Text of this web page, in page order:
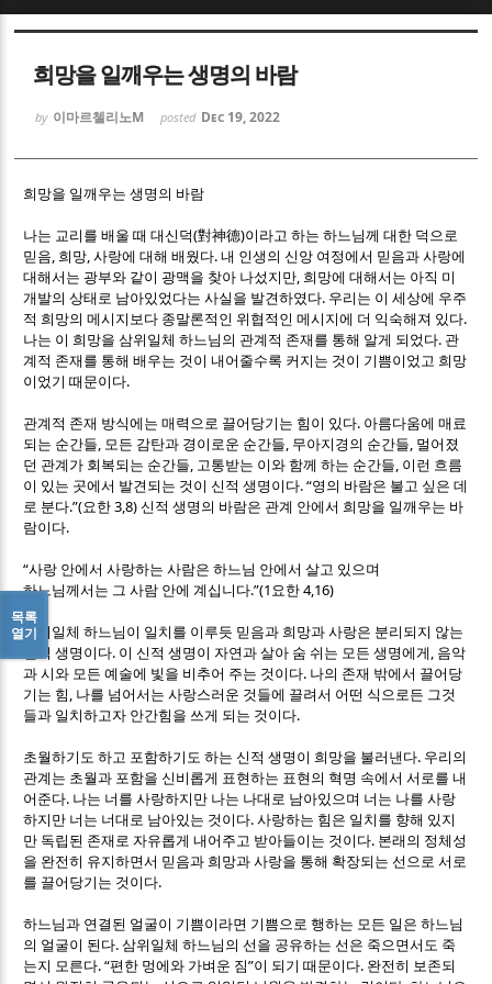
희망을 일깨우는 생명의 바람
by 이마르첼리노M posted Dec 19, 2022
희망을 일깨우는 생명의 바람
나는 교리를 배울 때 대신덕(對神德)이라고 하는 하느님께 대한 덕으로
믿음, 희망,사랑에 대해 배웠다.내 인생의 신앙 여정에서 믿음과 사랑에
대해서는 광부와 같이 광맥을 찾아 나섰지만, 희망에 대해서는 아직 미
개발의 상태로 남아있었다는 사실을 발견하였다. 우리는 이 세상에 우주
적 희망의 메시지보다 종말론적인 위협적인 메시지에 더 익숙해져 있다.
나는 이 희망을 삼위일체 하느님의 관계적 존재를 통해 알게 되었다. 관
계적 존재를 통해 배우는 것이 내어줄수록 커지는 것이 기쁨이었고 희망
이었기 때문이다.
관계적 존재 방식에는 매력으로 끌어당기는 힘이 있다. 아름다움에 매료
되는 순간들, 모든 감탄과 경이로운 순간들, 무아지경의 순간들, 멀어졌
던 관계가 회복되는 순간들, 고통받는 이와 함께 하는 순간들, 이런 흐름
이 있는 곳에서 발견되는 것이 신적 생명이다. “영의 바람은 불고 싶은 데
로 분다.”(요한3,8)신적 생명의 바람은 관계 안에서 희망을 일깨우는 바
람이다.
“사랑 안에서 사랑하는 사람은 하느님 안에서 살고 있으며
하느님께서는 그 사람 안에 계십니다.”(1 요한4,16)
삼위일체 하느님이 일치를 이루듯 믿음과 희망과 사랑은 분리되지 않는
신적 생명이다. 이 신적 생명이 자연과 살아 숨 쉬는 모든 생명에게 , 음악
과 시와 모든 예술에 빛을 비추어 주는 것이다. 나의 존재 밖에서 끌어당
기는 힘 , 나를 넘어서는 사랑스러운 것들에 끌려서 어떤 식으로든 그것
들과 일치하고자 안간힘을 쓰게 되는 것이다.
초월하기도 하고 포함하기도 하는 신적 생명이 희망을 불러낸다. 우리의
관계는 초월과 포함을 신비롭게 표현하는 표현의 혁명 속에서 서로를 내
어준다. 나는 너를 사랑하지만 나는 나대로 남아있으며 너는 나를 사랑
하지만 너는 너대로 남아있는 것이다.사랑하는 힘은 일치를 향해 있지
만 독립된 존재로 자유롭게 내어주고 받아들이는 것이다. 본래의 정체성
을 완전히 유지하면서 믿음과 희망과 사랑을 통해 확장되는 선으로 서로
를 끌어당기는 것이다.
하느님과 연결된 얼굴이 기쁨이라면 기쁨으로 행하는 모든 일은 하느님
의 얼굴이 된다.삼위일체 하느님의 선을 공유하는 선은 죽으면서도 죽
는지 모른다. “편한 멍에와 가벼운 짐”이 되기 때문이다. 완전히 보존되
목록
열기
Sketchbook5, 스케치북5
Sketchbook5, 스케치북5
Sketchbook5, 스케치북5
Sketchbook5, 스케치북5